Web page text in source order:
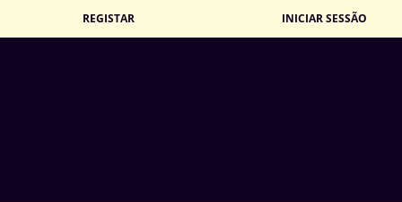
REGISTAR INICIAR SESSÃO